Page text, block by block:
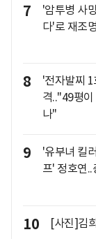
7
'암투병 사
다'로 재조
8
'전자발찌 1
격.."49평
나"
9
'유부녀 킬
프' 정호연
10 [사진]김